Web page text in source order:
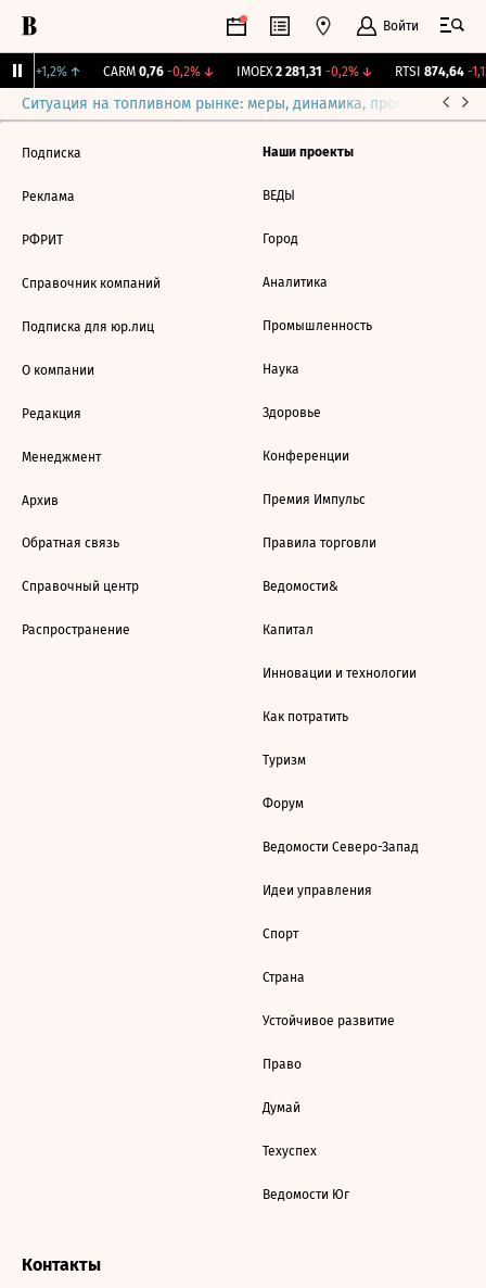
Войти
+1,2%↑ CARM 0,76 -0,2%↓ IMOEX 2 281,31 -0,2%↓ RTSI 874,64 -
Ситуация на топливном рынке: меры, динамика, прогнозы
Подписка
Реклама
РФРИТ
Справочник компаний
Подписка для юр.лиц
О компании
Редакция
Менеджмент
Архив
Обратная связь
Справочный центр
Распространение
Наши проекты
ВЕДЫ
Город
Аналитика
Промышленность
Наука
Здоровье
Конференции
Премия Импульс
Правила торговли
Ведомости&
Капитал
Инновации и технологии
Как потратить
Туризм
Форум
Ведомости Северо-Запад
Идеи управления
Спорт
Страна
Устойчивое развитие
Право
Думай
Техуспех
Ведомости Юг
Контакты